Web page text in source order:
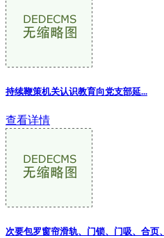
持续鞭策机关认识教育向党支部延...
查看详情
次要包罗窗帘滑轨、门锁、门吸、合页、